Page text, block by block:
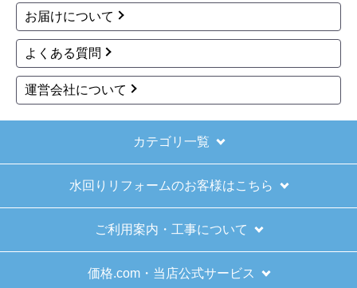
きょりけ
2025年11月9日 07:54
欲しい商品をスムーズに注文できましたか？
はい
ショップからの連絡や対応は適切でしたか？
予定の期日までに商品が届きましたか？
はい
お届けについて
よくある質問
運営会社について
カテゴリ一覧
水回りリフォームのお客様はこちら
ご利用案内・工事について
価格.com・当店公式サービス